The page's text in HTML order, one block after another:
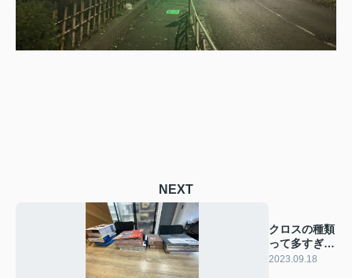
NEXT
クロスの種類
って多すぎじ
ゃないです
2023.09.18